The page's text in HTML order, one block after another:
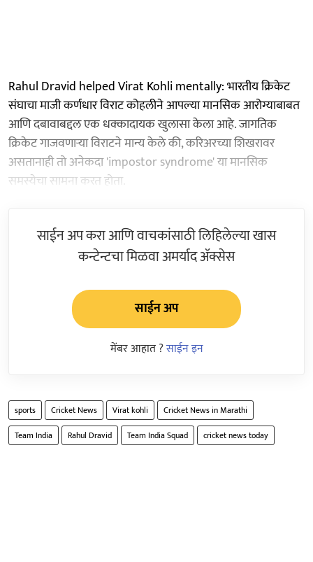
Rahul Dravid helped Virat Kohli mentally: भारतीय क्रिकेट
संघाचा माजी कर्णधार विराट कोहलीने आपल्या मानसिक आरोग्याबाबत
आणि दबावाबद्दल एक धक्कादायक खुलासा केला आहे. जागतिक
क्रिकेट गाजवणाऱ्या विराटने मान्य केले की, करिअरच्या शिखरावर
असतानाही तो अनेकदा 'impostor syndrome' या मानसिक
समस्येचा सामना करत होता.
साईन अप करा आणि वाचकांसाठी लिहिलेल्या खास
कन्टेन्टचा मिळवा अमर्याद ॲक्सेस
साईन अप
मेंबर आहात ?साईन इन
sports Cricket News Virat kohli
Cricket News in Marathi
Team India
Rahul Dravid Team India Squad cricket news today